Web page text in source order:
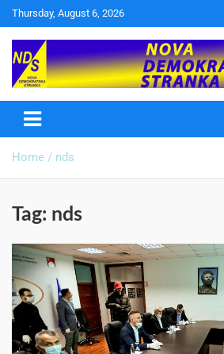
Thursday, August 6, 2026
Nova Demokratska
Home nds
Tag: nds